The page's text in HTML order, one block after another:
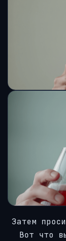
Затем
Вот что